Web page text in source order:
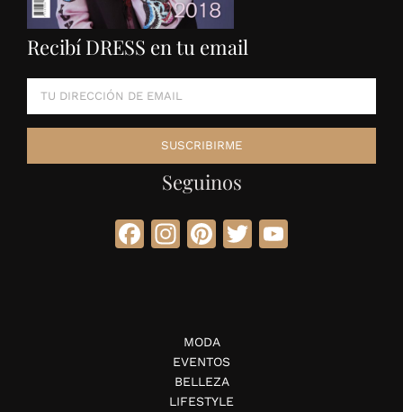
Recibí DRESS en tu email
Seguinos
Facebook
Instagram
Pinterest
Twitter
MODA
EVENTOS
BELLEZA
LIFESTYLE